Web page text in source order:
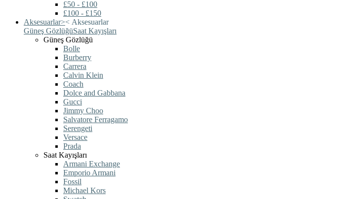
£50 - £100
£100 - £150
Aksesuarlar>< Aksesuarlar
Güneş GözlüğüSaat Kayışları
Güneş Gözlüğü
Bolle
Burberry
Carrera
Calvin Klein
Coach
Dolce and Gabbana
Gucci
Jimmy Choo
Salvatore Ferragamo
Serengeti
Versace
Prada
Saat Kayışları
Armani Exchange
Emporio Armani
Fossil
Michael Kors